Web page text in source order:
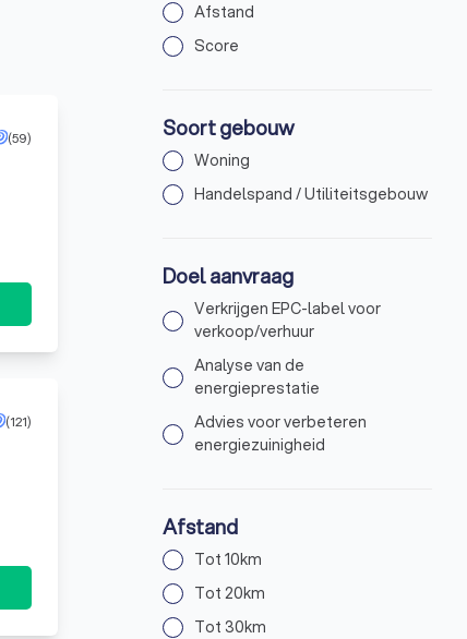
(59)
(121)
Afstand
Score
Soort gebouw
Woning
Handelspand / Utiliteitsgebouw
Doel aanvraag
Verkrijgen EPC-label voor
verkoop/verhuur
Analyse van de
energieprestatie
Advies voor verbeteren
energiezuinigheid
Afstand
Tot 10km
Tot 20km
Tot 30km